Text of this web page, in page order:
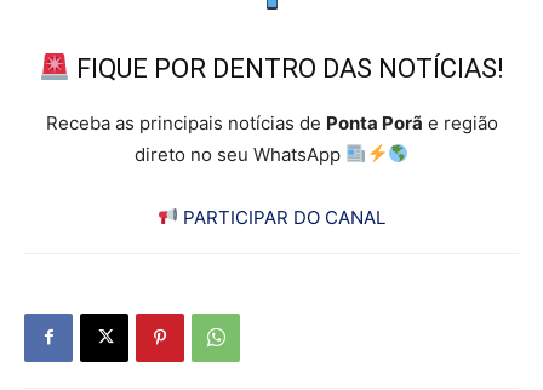
FIQUE POR DENTRO DAS NOTÍCIAS!
Receba as principais notícias de Ponta Porã e região
direto no seu WhatsApp
PARTICIPAR DO CANAL